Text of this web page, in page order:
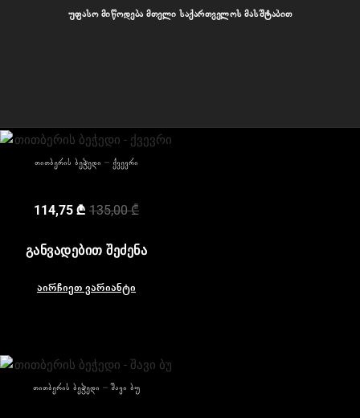
უფასო მიწოდება მთელი საქართველოს მასშტაბით
თითბერის ბეჭედი – ქვევრი
135,00₾
114,75₾
ᲒᲐᲜᲕᲐᲓᲔᲑᲘᲗ ᲨᲔᲫᲔᲜᲐ
აირჩიეთ ვარიანტი
თითბერის ბეჭედი – შავი ბუ